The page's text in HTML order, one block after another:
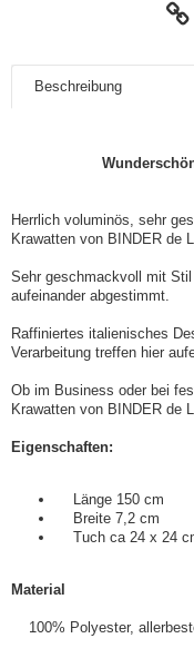
Beschreibung
Herrlich voluminös, sehr
Krawatten von BINDER de
Sehr geschmackvoll mit
aufeinander abgestimmt.
Raffiniertes italienisches
Verarbeitung treffen hier
Ob im Business oder bei
Krawatten von BINDER de
Eigenschaften:
Länge 150 cm
Breite 7,2 cm
Tuch ca 24 x 24
Material
100% Polyester,